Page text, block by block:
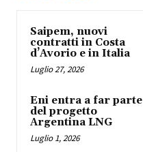
Saipem, nuovi
contratti in Costa
d’Avorio e in Italia
Luglio 27, 2026
Eni entra a far parte
del progetto
Argentina LNG
Luglio 1, 2026